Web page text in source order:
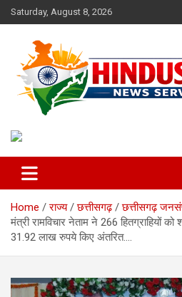
Skip
to
Saturday, August 8, 2026
Hindustan News
Home राज्य छत्तीसगढ़
छत्तीसगढ़
मंत्री रामविचार नेताम ने 266 हितग्राहियों को
31.92 लाख रुपये किए अंतरित….